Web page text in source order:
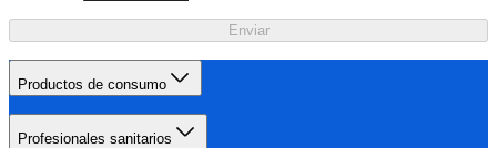
Enviar
Productos de consumo
Profesionales sanitarios